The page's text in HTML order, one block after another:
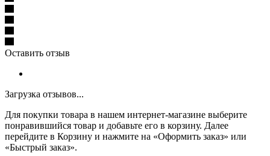
Оставить отзыв
Загрузка отзывов...
Для покупки товара в нашем интернет-магазине выберите
понравившийся товар и добавьте его в корзину. Далее
перейдите в Корзину и нажмите на «Оформить заказ» или
«Быстрый заказ».